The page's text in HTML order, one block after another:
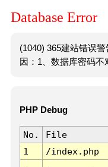
Database Error
(1040) 365建站错误
因：1、数据库密码不
PHP Debug
No. File
1
/index.php